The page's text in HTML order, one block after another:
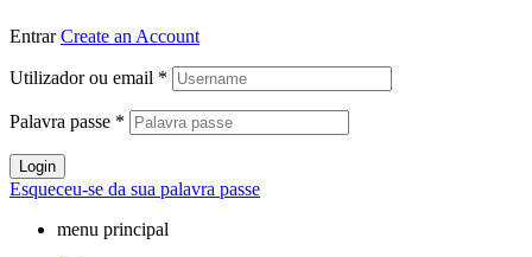
Entrar Create an Account
Utilizador ou email *
Palavra passe *
Login
Esqueceu-se da sua palavra passe
menu principal